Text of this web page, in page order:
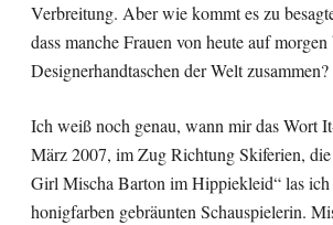
Verbreitung. Aber wie kommt es zu
dass manche Frauen von heute auf
Designerhandtaschen der Welt zusammen?
Ich weiß noch genau, wann mir das Wort
März 2007, im Zug Richtung Skiferien, die
Girl Mischa Barton im Hippiekleid“ las
honigfarben gebräunten Schauspielerin.